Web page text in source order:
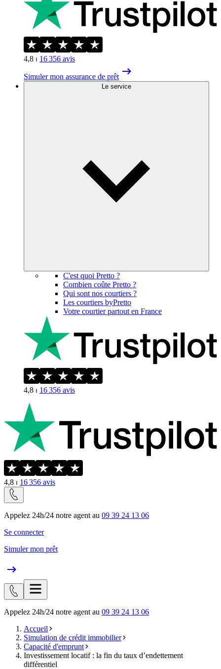
4,8 ⏐ 16 356 avis
Simuler mon assurance de prêt
Le service
C'est quoi Pretto ?
Combien coûte Pretto ?
Qui sont nos courtiers ?
Les courtiers byPretto
Votre courtier partout en France
4,8 ⏐ 16 356 avis
4,8 ⏐ 16 356 avis
Appelez 24h/24 notre agent au 09 39 24 13 06
Se connecter
Simuler mon prêt
Appelez 24h/24 notre agent au 09 39 24 13 06
Accueil
Simulation de crédit immobilier
Capacité d'emprunt
Investissement locatif : la fin du taux d’endettement
différentiel